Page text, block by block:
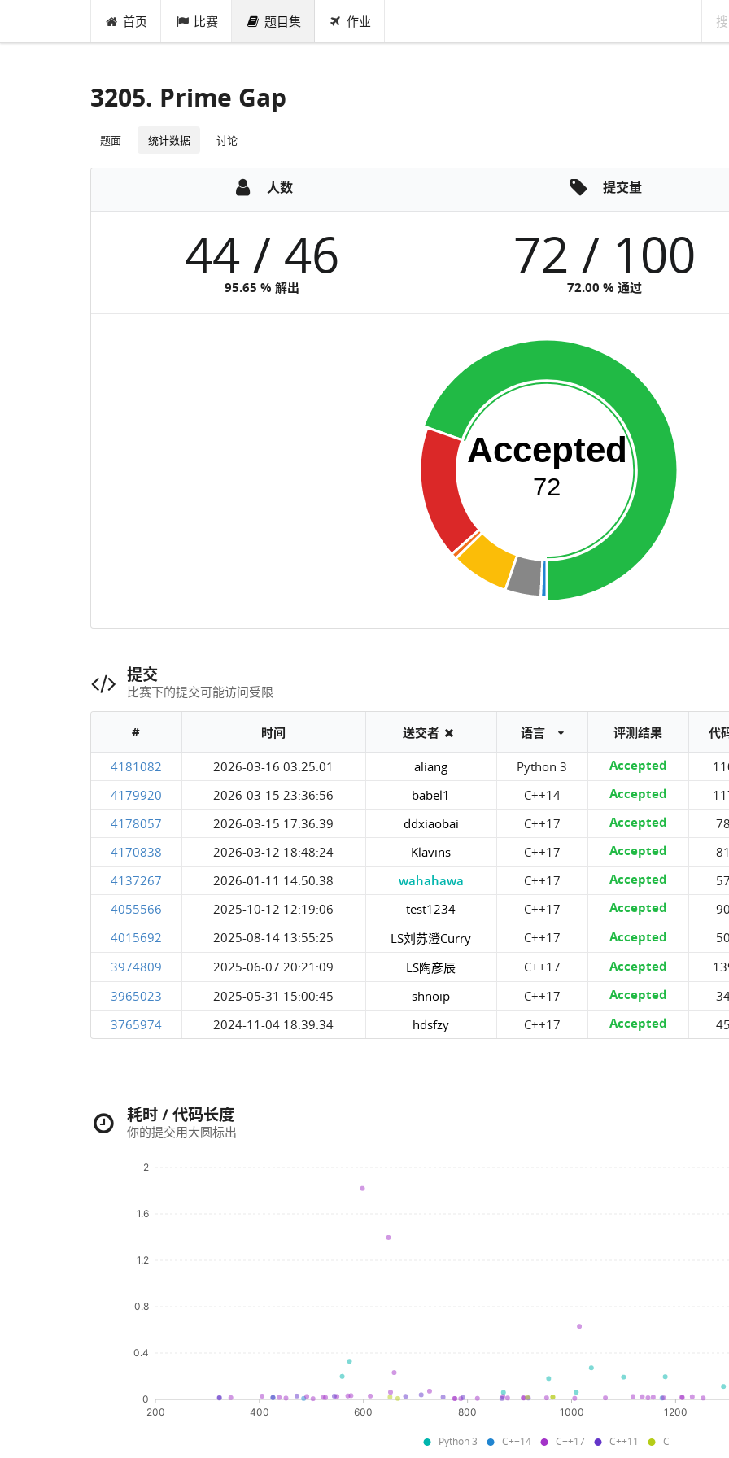
首页 比赛 题目集 作业
3205. Prime Gap
题面 统计数据 讨论
人数 提交量
44 / 46
95.65 % 解出 72 / 100
72.00 % 通过
Accepted
72
提交
比赛下的提交可能访问受限
# 时间 送交者 语言 评测结果 代
4181082 2026-03-16 03:25:01 aliang Python 3 Accepted
4179920
2026-03-15 23:36:56 babel1 C++14 Accepted
4178057
2026-03-15 17:36:39 ddxiaobai C++17 Accepted
4170838
2026-03-12 18:48:24 Klavins C++17 Accepted
4137267
2026-01-11 14:50:38 wahahawa C++17 Accepted
4055566
2025-10-12 12:19:06 test1234 C++17 Accepted
4015692
2025-08-14 13:55:25 LS刘苏澄Curry C++17 Accepted
3974809
2025-06-07 20:21:09 LS陶彦辰 C++17 Accepted
3965023
2025-05-31 15:00:45 shnoip C++17 Accepted
3765974
2024-11-04 18:39:34 hdsfzy C++17 Accepted
耗时 / 代码长度
你的提交用大圆标出